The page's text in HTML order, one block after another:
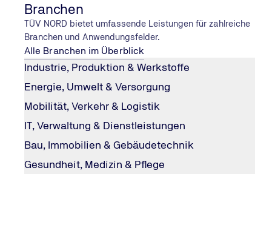
Branchen
TÜV NORD bietet umfassende Leistungen für zahlreiche
Branchen und Anwendungsfelder.
Alle Branchen im Überblick
Industrie, Produktion & Werkstoffe
Energie, Umwelt & Versorgung
Mobilität, Verkehr & Logistik
IT, Verwaltung & Dienstleistungen
Bau, Immobilien & Gebäudetechnik
Gesundheit, Medizin & Pflege
Neue Regeln für
Auch 2026 stehen neue Regeln und Veränderungen
Autofahrerinnen und Autofahrer an. Wir haben für
für die kommenden zwölf Monate zusammengefasst.